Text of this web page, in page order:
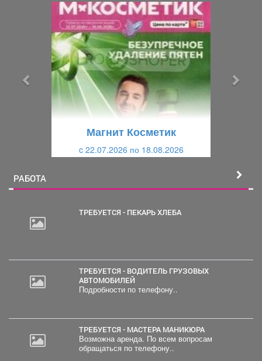
Магнит Косметик
c 22.07.2026 по 18.08.2026
РАБОТА
ТРЕБУЕТСЯ - ПЕКАРЬ ХЛЕБА
ТРЕБУЕТСЯ - ВОДИТЕЛЬ ГРУЗОВЫХ
АВТОМОБИЛЕЙ
Подробности по телефону..
ТРЕБУЕТСЯ - МАСТЕРА МАНИКЮРА
Возможна аренда. По всем вопросам
обращаться по телефону..